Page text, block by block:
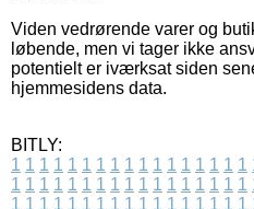
Viden vedrørende varer og
løbende, men vi tager ikke
potentielt er iværksat siden
hjemmesidens data.
BITLY:
1 1 1 1 1 1 1 1 1 1 1 1 1 1 1 1 1
1 1 1 1 1 1 1 1 1 1 1 1 1 1 1 1 1
1 1 1 1 1 1 1 1 1 1 1 1 1 1 1 1 1